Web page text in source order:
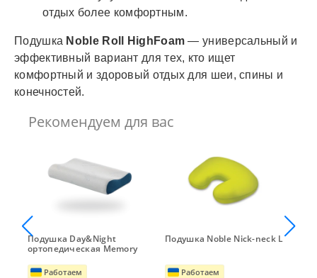
отдых более комфортным.
Подушка Noble Roll HighFoam — универсальный и
эффективный вариант для тех, кто ищет
комфортный и здоровый отдых для шеи, спины и
конечностей.
Рекомендуем для вас
Подушка Day&Night
ортопедическая Memory
Работаем
Подушка Noble Nick-neck L
Работаем